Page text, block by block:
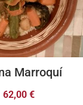
Marroquí
62,00 €